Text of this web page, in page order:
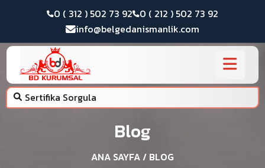
0 ( 312 ) 502 73 92 0 ( 212 ) 502 73 92
info@belgedanismanlik.com
Sertifika Sorgula
Blog
ANA SAYFA/ BLOG